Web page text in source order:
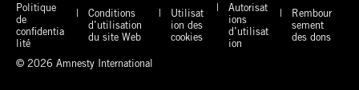
Politique
de
confidentia
lité
Conditions
d’utilisation
du site Web
Utilisat
ion des
cookies
Autorisat
ions
d’utilisat
ion
Rembour
sement
des dons
© 2026 Amnesty International